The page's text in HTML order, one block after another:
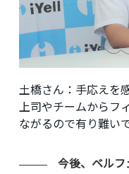
土橋さん ：手応えを
上司やチームからフ
ながるので有り難い
今後、ベルフ